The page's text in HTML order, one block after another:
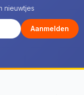
nieuwtjes
Aanmelden